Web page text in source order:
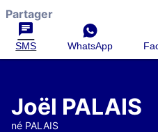
Partager
SMS WhatsApp
Joël PALAIS
né PALAIS